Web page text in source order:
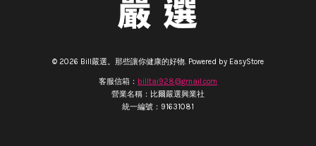
© 2026 Bill嚴選。那些讓你健康的好物. Powered by EasyStore
客服信箱： billtai928@gmail.com
營業名稱：比爾嚴選興業社
統一編號：91631081